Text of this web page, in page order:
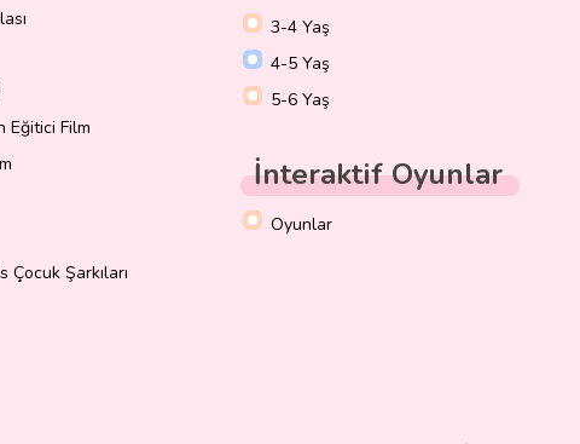
Eğitici Film
Çocuk Şarkıları
3-4 Yaş
4-5 Yaş
5-6 Yaş
İnteraktif Oyunlar
Oyunlar